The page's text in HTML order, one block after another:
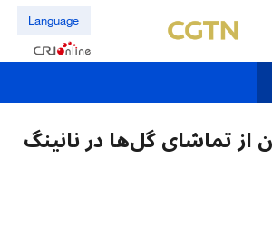
Language
از تماشای گل‌ها در نانینگ